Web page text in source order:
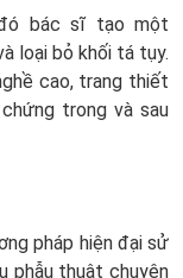
bác sĩ tạo một
loại bỏ khối tá tụy.
cao, trang thiết
trong và sau
pháp hiện đại sử
phẫu thuật chuyên